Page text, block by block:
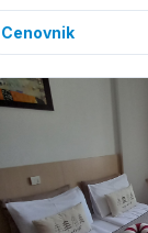
Cenovnik